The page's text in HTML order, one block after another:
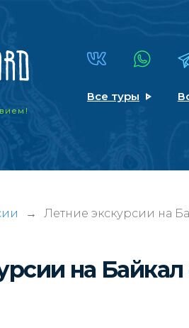
Все туры
→ Летние экскурсии на
на